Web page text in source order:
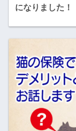
になりました！